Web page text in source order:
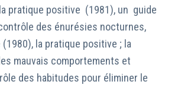
pratique positive (1981), un guide
des énurésies nocturnes,
la pratique positive ; la
mauvais comportements et
des habitudes pour éliminer le